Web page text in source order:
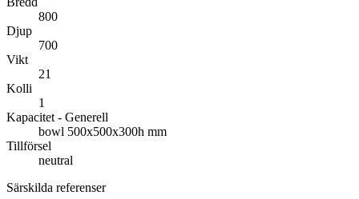
800
Djup
700
Vikt
21
Kolli
1
Kapacitet - Generell
bowl 500x500x300h mm
Tillförsel
neutral
Särskilda referenser